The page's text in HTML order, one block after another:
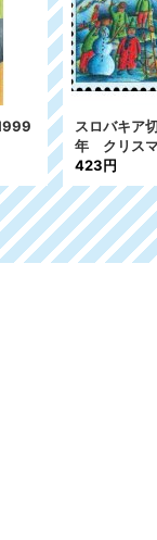
ントルシア切手 1998
鳥 4種